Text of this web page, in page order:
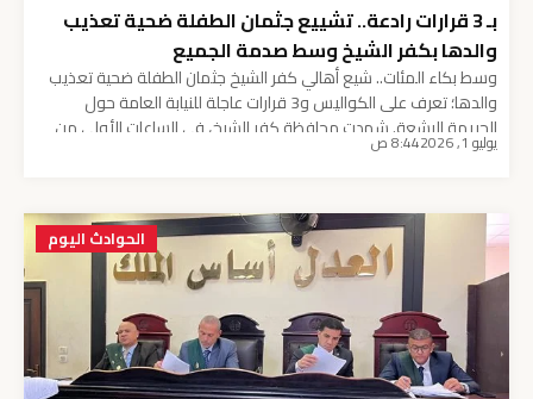
بـ 3 قرارات رادعة.. تشييع جثمان الطفلة ضحية تعذيب
والدها بكفر الشيخ وسط صدمة الجميع
وسط بكاء المئات.. شيع أهالي كفر الشيخ جثمان الطفلة ضحية تعذيب
والدها؛ تعرف على الكواليس و3 قرارات عاجلة للنيابة العامة حول
الجريمة البشعة. شهدت محافظة كفر الشيخ، في الساعات الأولى من
صباح اليوم، مشهداً مأساوياً ومروعاً أبكى قلوب الآلاف من الأهالي
يوليو 1, 2026 8:44 ص
الحوادث اليوم